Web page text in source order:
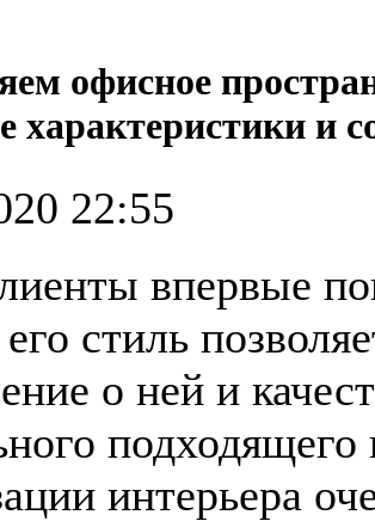
офисное
характеристики и
22:55
впервые
стиль
о ней и
подходящего
интерьера